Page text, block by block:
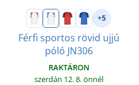
+5
Férfi sportos rövid ujjú
póló JN306
RAKTÁRON
szerdán 12. 8.önnél